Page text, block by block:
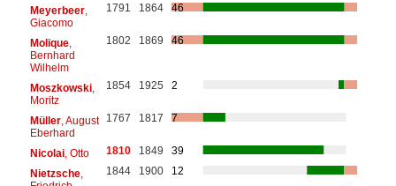
Meyerbeer,
Giacomo
1791 1864 46
Molique,
Bernhard
Wilhelm
1802 1869 46
Moszkowski,
Moritz
1854 1925 2
Müller, August
Eberhard
1767 1817 7
Nicolai, Otto 1810 1849
39
Nietzsche,
1844 1900 12